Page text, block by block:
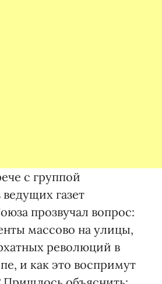
с группой
газет
прозвучал вопрос:
массово на улицы,
революций в
и как это воспримут